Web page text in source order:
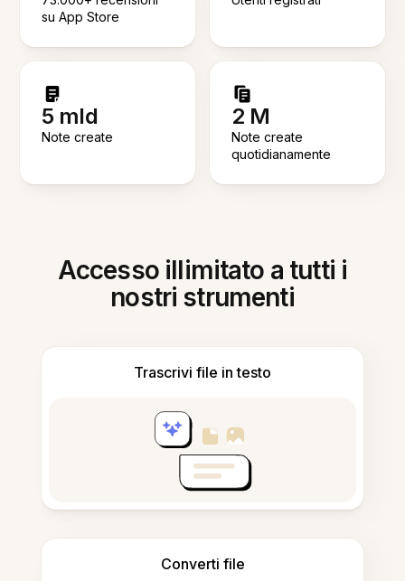
su App Store
5 mld
Note create
2 M
Note create
quotidianamente
Accesso illimitato a tutti i
nostri strumenti
Trascrivi file in testo
Converti file